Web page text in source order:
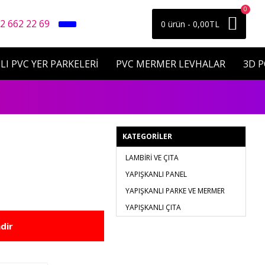
662 22 69 0 ürün - 0,00TL
0
PVC YER PARKELERİ PVC MERMER LEVHALAR 3D
KATEGORILER
LAMBİRİ VE ÇITA
YAPIŞKANLI PANEL
YAPIŞKANLI PARKE VE MERMER
YAPIŞKANLI ÇITA